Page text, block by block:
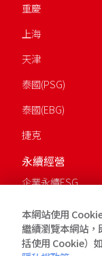
重慶
上海
天津
泰國(PSG)
泰國(EBG)
捷克
永續經營
企業永續ESG
公益慈善基金會
本網站使用
繼續瀏覽本網站，
括使用 Cookie）